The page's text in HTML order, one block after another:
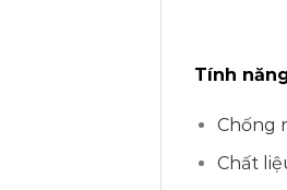
Tính
Chống
Chất